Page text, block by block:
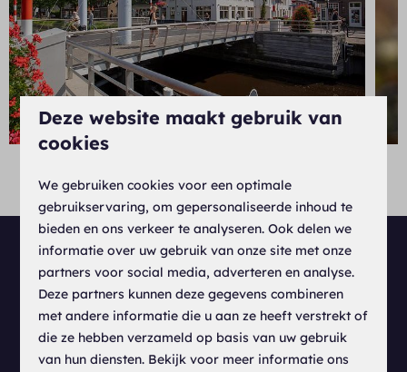
FAQ
Veelgestelde vragen
Deze website maakt gebruik van
cookies
We gebruiken cookies voor een optimale
gebruikservaring, om gepersonaliseerde inhoud te
bieden en ons verkeer te analyseren. Ook delen we
informatie over uw gebruik van onze site met onze
partners voor social media, adverteren en analyse.
Deze partners kunnen deze gegevens combineren
met andere informatie die u aan ze heeft verstrekt of
die ze hebben verzameld op basis van uw gebruik
van hun diensten. Bekijk voor meer informatie ons